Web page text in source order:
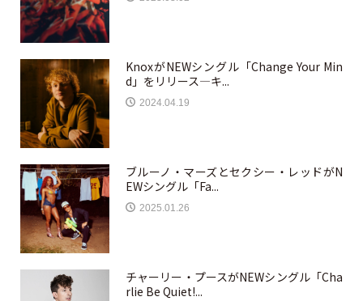
KnoxがNEWシングル「Change Your Min
d」をリリース—キ...
2024.04.19
ブルーノ・マーズとセクシー・レッドがN
EWシングル「Fa...
2025.01.26
チャーリー・プースがNEWシングル「Cha
rlie Be Quiet!...